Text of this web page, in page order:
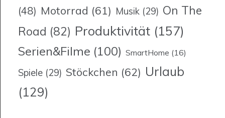
(48) Motorrad (61) Musik (29) On The
Road (82) Produktivität (157)
Serien&Filme (100) SmartHome (16)
Spiele (29) Stöckchen (62) Urlaub
(129)